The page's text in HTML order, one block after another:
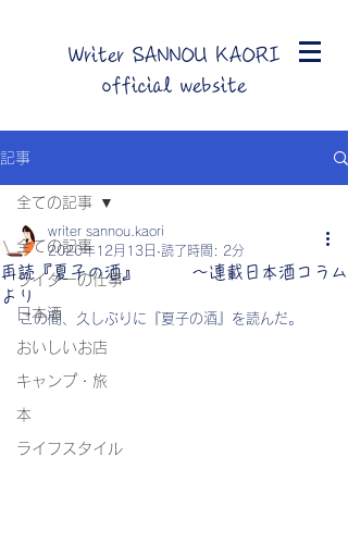
Writer SANNOU KAORI
official website
記事
全ての記事
ライターの仕事
日本酒
おいしいお店
キャンプ・旅
本
ライフスタイル
全ての記事
再読『夏子の酒』 ～連載日本酒コラム
より
writer sannou.kaori
2020年12月13日 読了時間: 2分
この間、久しぶりに『夏子の酒』を読んだ。